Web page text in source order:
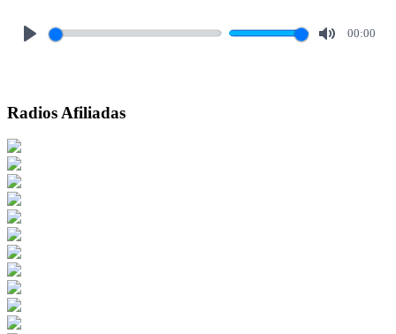
00:00
Radios Afiliadas